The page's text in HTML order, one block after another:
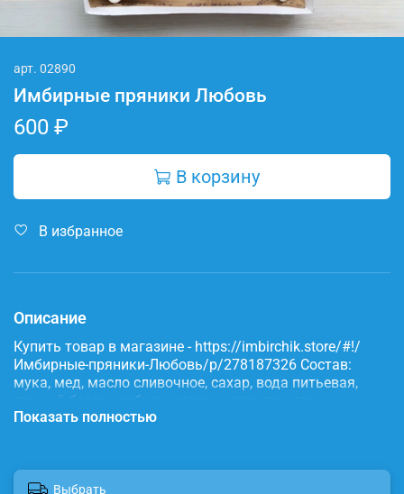
арт. 02890
Имбирные пряники Любовь
600 ₽
В корзину
В избранное
Описание
Купить товар в магазине - https://imbirchik.store/#!/
Имбирные-пряники-Любовь/p/278187326 Состав:
мука, мед, масло сливочное, сахар, вода питьевая,
яичный белок, имбирь, корица, сода, пищевые
красители.
Показать полностью
Выбрать